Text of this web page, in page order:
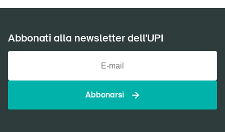
Abbonati alla newsletter dell'UPI
Abbonarsi